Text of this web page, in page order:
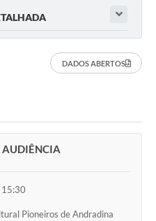
DADOS ABERTOS
AUDIÊNCIA
Pioneiros de Andradina